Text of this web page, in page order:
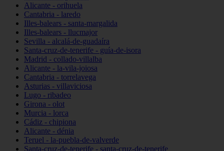
Alicante - orihuela
Cantabria - laredo
Illes-balears - santa-margalida
Illes-balears - llucmajor
Sevilla - alcalá-de-guadaíra
Santa-cruz-de-tenerife - guía-de-isora
Madrid - collado-villalba
Alicante - la-vila-joiosa
Cantabria - torrelavega
Asturias - villaviciosa
Lugo - ribadeo
Girona - olot
Murcia - lorca
Cádiz - chipiona
Alicante - dénia
Teruel - la-puebla-de-valverde
Santa-cruz-de-tenerife - santa-cruz-de-tenerife